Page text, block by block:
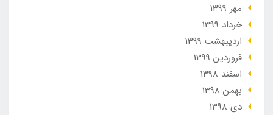
مهر 1399
خرداد 1399
ارديبهشت 1399
فروردین 1399
اسفند 1398
بهمن 1398
دی 1398